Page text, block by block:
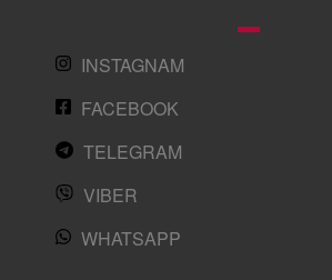
INSTAGNAM
FACEBOOK
TELEGRAM
VIBER
WHATSAPP